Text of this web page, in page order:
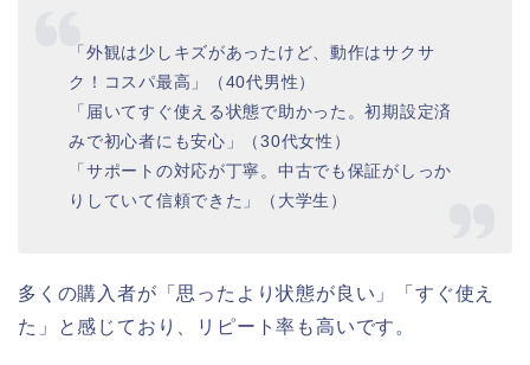
「外観は少しキズがあったけど、動作はサクサ
ク！コスパ最高」（40代男性）
「届いてすぐ使える状態で助かった。初期設定済
みで初心者にも安心」（30代女性）
「サポートの対応が丁寧。中古でも保証がしっか
りしていて信頼できた」（大学生）
多くの購入者が「思ったより状態が良い」「すぐ使え
た」と感じており、リピート率も高いです。